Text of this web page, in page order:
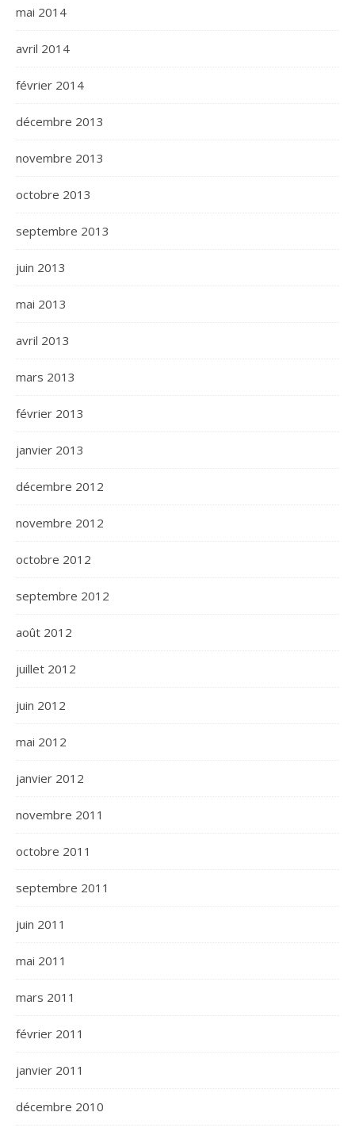
mai 2014
avril 2014
février 2014
décembre 2013
novembre 2013
octobre 2013
septembre 2013
juin 2013
mai 2013
avril 2013
mars 2013
février 2013
janvier 2013
décembre 2012
novembre 2012
octobre 2012
septembre 2012
août 2012
juillet 2012
juin 2012
mai 2012
janvier 2012
novembre 2011
octobre 2011
septembre 2011
juin 2011
mai 2011
mars 2011
février 2011
janvier 2011
décembre 2010